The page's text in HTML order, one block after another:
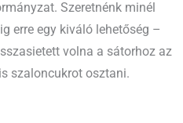
Szeretnénk minél
erre egy kiváló lehetőség –
volna a sátorhoz az
szaloncukrot osztani.